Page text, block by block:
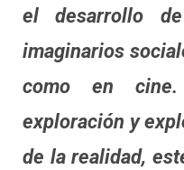
el desarrollo
imaginarios
como en
exploración y
de la realidad,